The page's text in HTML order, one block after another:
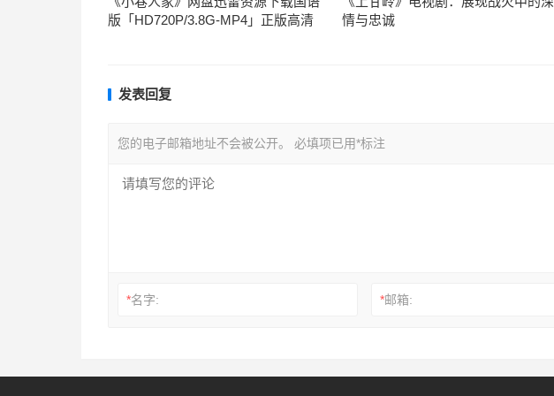
版「HD720P/3.8G-MP4」正版高清
情与忠诚
发表回复
您的电子邮箱地址不会被公开。 必填项已用*标注
*名字: *邮箱: